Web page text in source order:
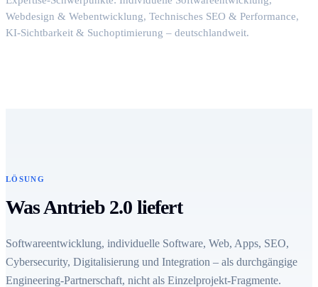
Webdesign & Webentwicklung, Technisches SEO & Performance,
KI-Sichtbarkeit & Suchoptimierung – deutschlandweit.
LÖSUNG
Was Antrieb 2.0 liefert
Softwareentwicklung, individuelle Software, Web, Apps, SEO,
Cybersecurity, Digitalisierung und Integration – als durchgängige
Engineering-Partnerschaft, nicht als Einzelprojekt-Fragmente.